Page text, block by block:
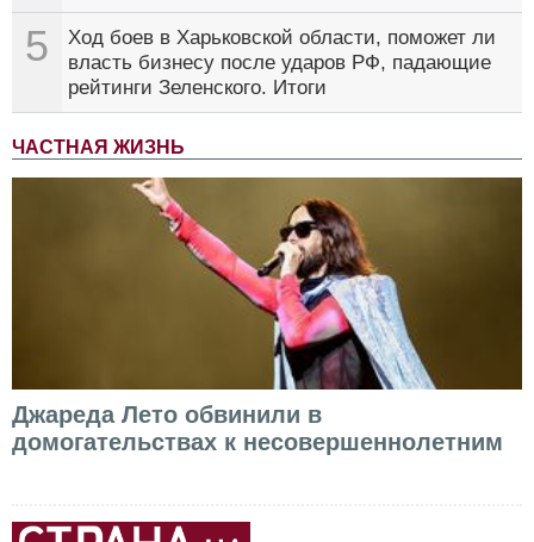
5
Ход боев в Харьковской области, поможет ли
власть бизнесу после ударов РФ, падающие
рейтинги Зеленского. Итоги
ЧАСТНАЯ ЖИЗНЬ
Джареда Лето обвинили в
домогательствах к несовершеннолетним